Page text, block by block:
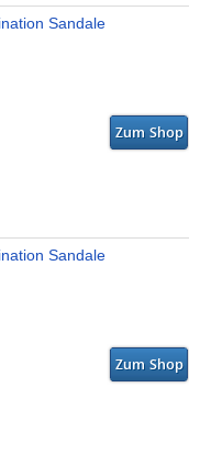
Sandale
Sandale